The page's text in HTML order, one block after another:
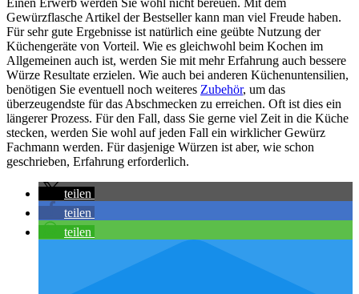
Gewürzflasche Artikel der Bestseller kann man viel Freude haben.
Für sehr gute Ergebnisse ist natürlich eine geübte Nutzung der
Küchengeräte von Vorteil. Wie es gleichwohl beim Kochen im
Allgemeinen auch ist, werden Sie mit mehr Erfahrung auch bessere
Würze Resultate erzielen. Wie auch bei anderen Küchenuntensilien,
benötigen Sie eventuell noch weiteres Zubehör, um das
überzeugendste für das Abschmecken zu erreichen. Oft ist dies ein
längerer Prozess. Für den Fall, dass Sie gerne viel Zeit in die Küche
stecken, werden Sie wohl auf jeden Fall ein wirklicher Gewürz
Fachmann werden. Für dasjenige Würzen ist aber, wie schon
geschrieben, Erfahrung erforderlich.
teilen
teilen
teilen